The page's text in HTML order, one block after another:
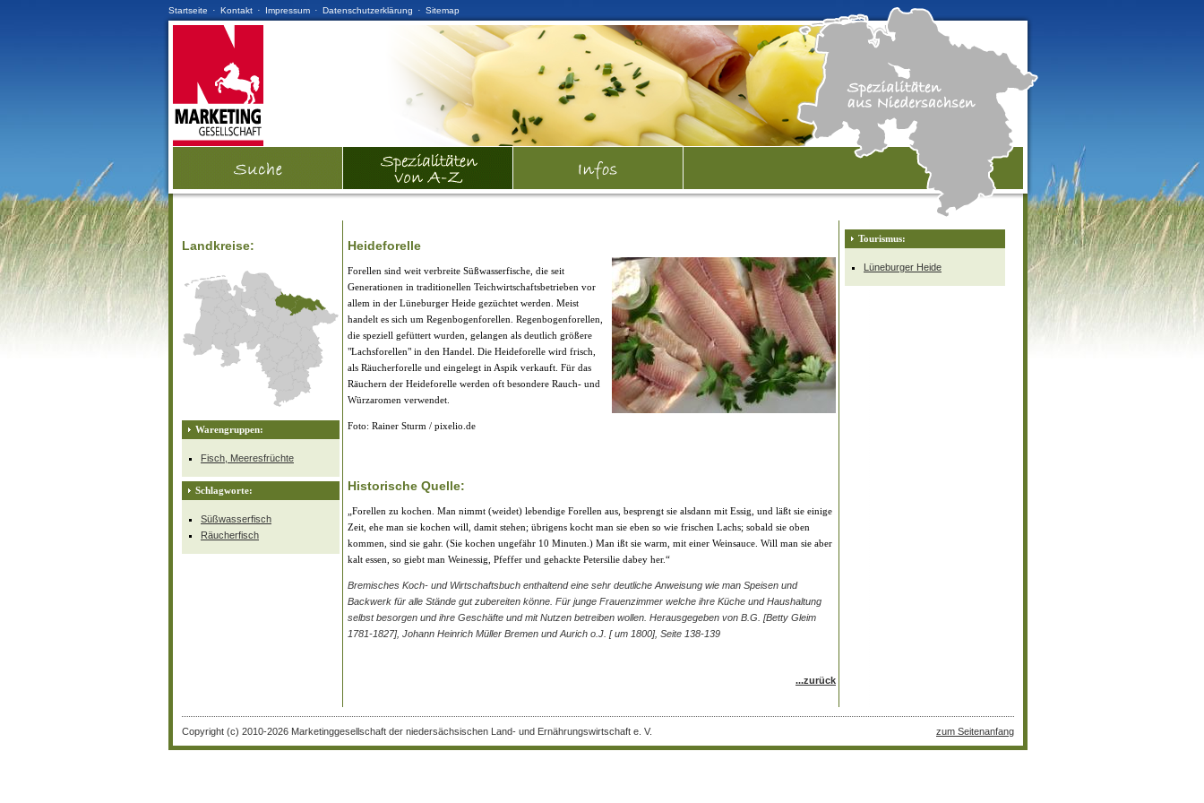
Startseite · Kontakt · Impressum · Datenschutzerklärung · Sitemap
Landkreise:
Warengruppen:
Fisch, Meeresfrüchte
Schlagworte:
Süßwasserfisch
Räucherfisch
Heideforelle
Forellen sind weit verbreite Süßwasserfische, die seit
Generationen in traditionellen Teichwirtschaftsbetrieben vor
allem in der Lüneburger Heide gezüchtet werden. Meist
handelt es sich um Regenbogenforellen. Regenbogenforellen,
die speziell gefüttert wurden, gelangen als deutlich größere
"Lachsforellen" in den Handel. Die Heideforelle wird frisch,
als Räucherforelle und eingelegt in Aspik verkauft. Für das
Räuchern der Heideforelle werden oft besondere Rauch- und
Würzaromen verwendet.
Foto: Rainer Sturm / pixelio.de
Historische Quelle:
„Forellen zu kochen. Man nimmt (weidet) lebendige Forellen aus, besprengt sie alsdann mit Essig, und läßt sie einige
Zeit, ehe man sie kochen will, damit stehen; übrigens kocht man sie eben so wie frischen Lachs; sobald sie oben
kommen, sind sie gahr. (Sie kochen ungefähr 10 Minuten.) Man ißt sie warm, mit einer Weinsauce. Will man sie aber
kalt essen, so giebt man Weinessig, Pfeffer und gehackte Petersilie dabey her.“
Bremisches Koch- und Wirtschaftsbuch enthaltend eine sehr deutliche Anweisung wie man Speisen und
Backwerk für alle Stände gut zubereiten könne. Für junge Frauenzimmer welche ihre Küche und Haushaltung
selbst besorgen und ihre Geschäfte und mit Nutzen betreiben wollen. Herausgegeben von B.G. [Betty Gleim
1781-1827], Johann Heinrich Müller Bremen und Aurich o.J. [ um 1800], Seite 138-139
...zurück
Tourismus:
Lüneburger Heide
Copyright (c) 2010-2026 Marketinggesellschaft der niedersächsischen Land- und Ernährungswirtschaft e. V. zum Seitenanfang